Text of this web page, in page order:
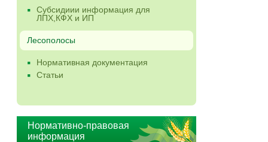
Субсидиии информация для
ЛПХ,КФХ и ИП
Лесополосы
Нормативная документация
Статьи
Нормативно-правовая
информация